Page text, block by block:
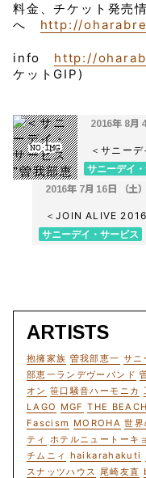
料金、チケット発売
へ http://
info http://
ケットGIP)
2016年 8月
＜サニー
アコーステ
@東京 タ
サニーデイ
恵一
2016年 7月 16日 （土）
＜JOIN ALIVE
園
サニーデイ・サービス
ARTISTS
抱擁家族 曽我部恵一 サニ
部恵一ランデヴーバンド
オン 笹口騒音ハーモニカ
LAGO MGF THE
Fascism MOROHA 世界
ティ ホテルニュートーキ
チムニィ haikarahakuti
スナッツハウス 尾崎友直